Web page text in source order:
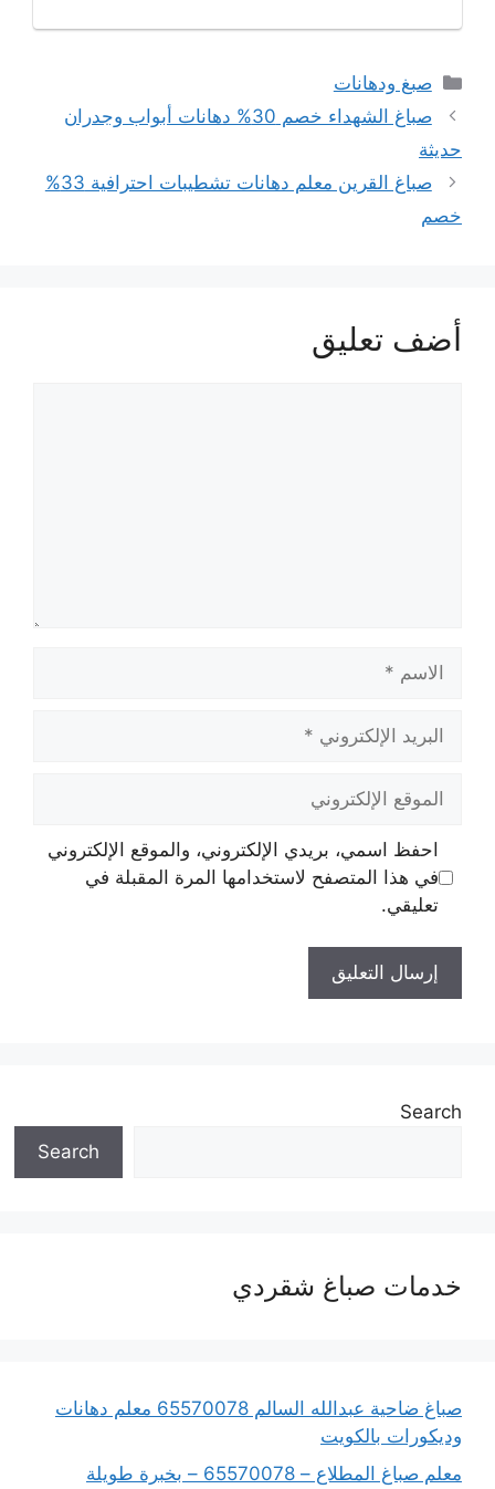
التصنيفات
صبغ ودهانات
صباغ الشهداء خصم 30% دهانات أبواب وجدران
حديثة
صباغ القرين معلم دهانات تشطيبات احترافية 33%
خصم
أضف تعليق
الإلكتروني
الإلكتروني
احفظ اسمي، بريدي الإلكتروني، والموقع الإلكتروني
في هذا المتصفح لاستخدامها المرة المقبلة في
تعليقي.
Search
Search
خدمات صباغ شقردي
صباغ ضاحية عبدالله السالم 65570078 معلم دهانات
وديكورات بالكويت
معلم صباغ المطلاع – 65570078 – بخبرة طويلة